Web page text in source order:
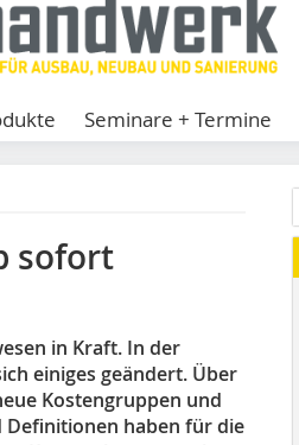
Seminare + Termine
sofort
in Kraft. In der
einiges geändert. Über
Kostengruppen und
haben für die